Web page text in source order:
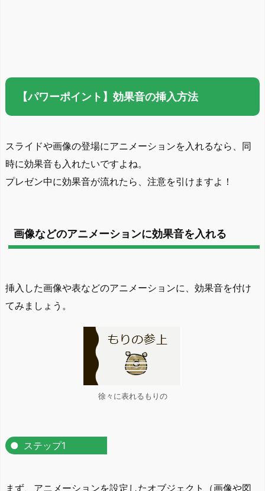
【パワーポイント】効果音の挿入方法
スライドや画像の登場にアニメーションを入れるなら、同
時に効果音も入れたいですよね。
プレゼン中に効果音が流れたら、注意を引けますよ！
画像などのアニメーションに効果音を入れる
挿入した画像や表などのアニメーションに、効果音を付け
てみましょう。
徐々に表れるもりの
ステップ1
まず、アニメーションを設定したオブジェクト（画像や図